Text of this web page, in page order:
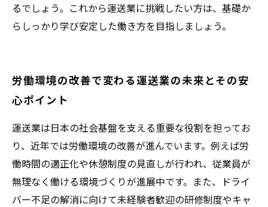
るでしょう。これから運送業に挑戦したい方は、基礎か
らしっかり学び安定した働き方を目指しましょう。
労働環境の改善で変わる運送業の未来とその安
心ポイント
運送業は日本の社会基盤を支える重要な役割を担ってお
り、近年では労働環境の改善が進んでいます。例えば労
働時間の適正化や休憩制度の見直しが行われ、従業員が
無理なく働ける環境づくりが進展中です。また、ドライ
バー不足の解消に向けて未経験者歓迎の研修制度やキャ